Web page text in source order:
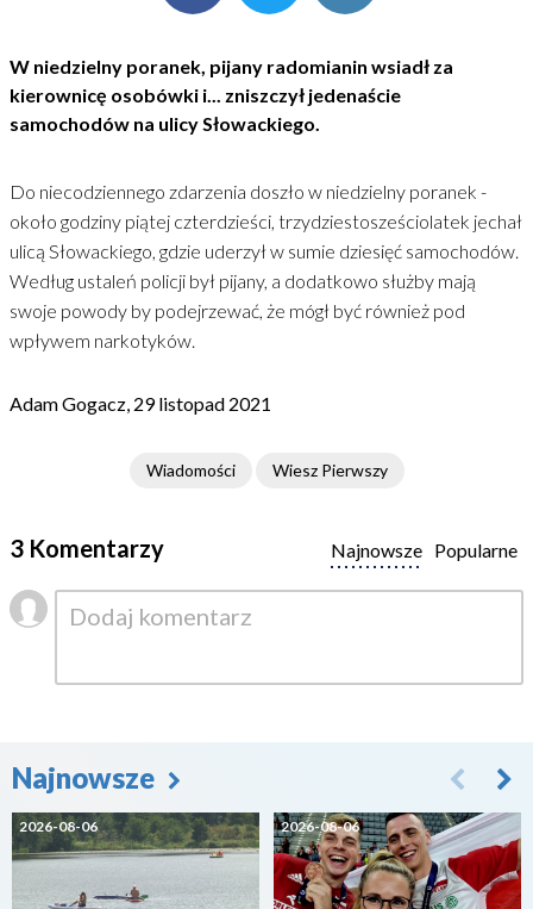
W niedzielny poranek, pijany radomianin wsiadł za
kierownicę osobówki i... zniszczył jedenaście
samochodów na ulicy Słowackiego.
Do niecodziennego zdarzenia doszło w niedzielny poranek -
około godziny piątej czterdzieści, trzydziestosześciolatek jechał
ulicą Słowackiego, gdzie uderzył w sumie dziesięć samochodów.
Według ustaleń policji był pijany, a dodatkowo służby mają
swoje powody by podejrzewać, że mógł być również pod
wpływem narkotyków.
Adam Gogacz, 29 listopad 2021
Wiadomości Wiesz Pierwszy
3 Komentarzy Popularne
Najnowsze
Najnowsze
2026-08-06 2026-08-06